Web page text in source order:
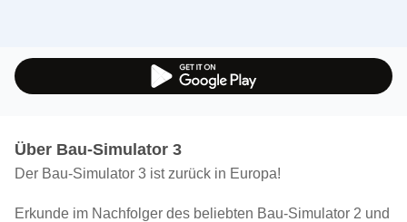
Über Bau-Simulator 3
Der Bau-Simulator 3 ist zurück in Europa!
Erkunde im Nachfolger des beliebten Bau-Simulator 2 und